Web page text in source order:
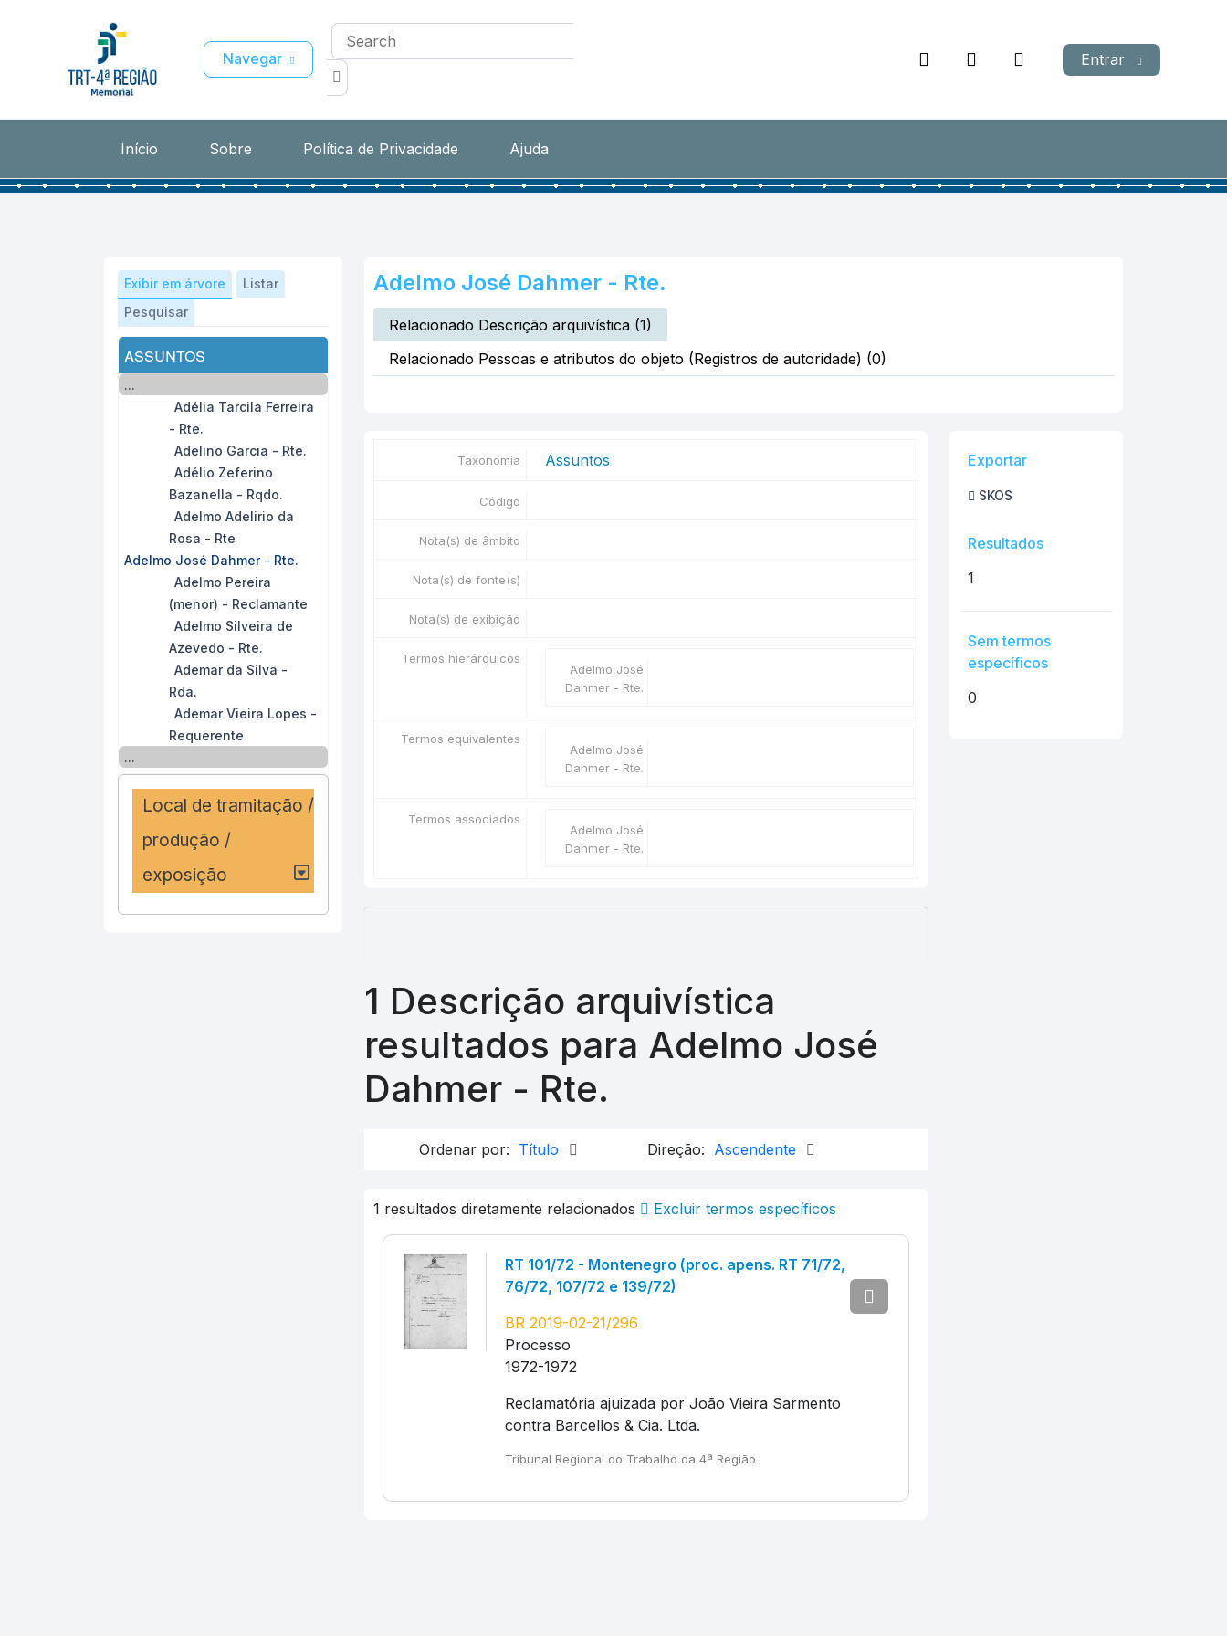
Navegar Entrar
Início Sobre Política de Privacidade Ajuda
Exibir em árvore
Listar
Pesquisar
assuntos
...
Adélia Tarcila Ferreira
- Rte.
Adelino Garcia - Rte.
Adélio Zeferino
Bazanella - Rqdo.
Adelmo Adelirio da
Rosa - Rte
Adelmo José Dahmer - Rte.
Adelmo Pereira
(menor) - Reclamante
Adelmo Silveira de
Azevedo - Rte.
Ademar da Silva -
Rda.
Ademar Vieira Lopes -
Requerente
...
Local de tramitação /
produção /
exposição
Adelmo José Dahmer - Rte.
Relacionado Descrição arquivística (1)
Relacionado Pessoas e atributos do objeto (Registros de autoridade) (0)
Taxonomia Assuntos
Código
Nota(s) de âmbito
Nota(s) de fonte(s)
Nota(s) de exibição
Termos hierárquicos
Adelmo José
Dahmer - Rte.
Termos equivalentes
Adelmo José
Dahmer - Rte.
Termos associados
Adelmo José
Dahmer - Rte.
1 Descrição arquivística
resultados para Adelmo José
Dahmer - Rte.
Ordenar por: Título Direção: Ascendente
1 resultados diretamente relacionados Excluir termos específicos
RT 101/72 - Montenegro (proc. apens. RT 71/72,
76/72, 107/72 e 139/72)
BR 2019-02-21/296
Processo
1972-1972
Reclamatória ajuizada por João Vieira Sarmento
contra Barcellos & Cia. Ltda.
Tribunal Regional do Trabalho da 4ª Região
Exportar
SKOS
Resultados
1
Sem termos
específicos
0